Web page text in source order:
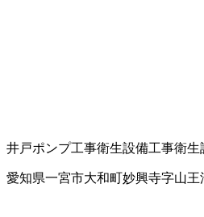
井戸ポンプ工事衛生設備工事衛生
愛知県一宮市大和町妙興寺字山王